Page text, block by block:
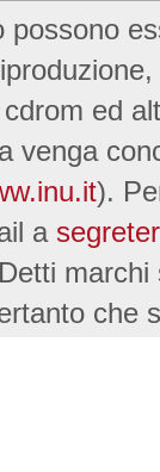
ed
venga
).
a
che